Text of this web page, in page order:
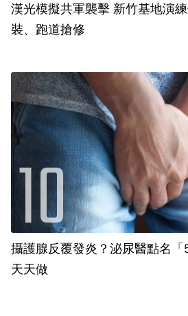
漢光模擬共軍襲擊 新竹基地演
裝、跑道搶修
攝護腺反覆發炎？泌尿醫點名「5大原
天天做